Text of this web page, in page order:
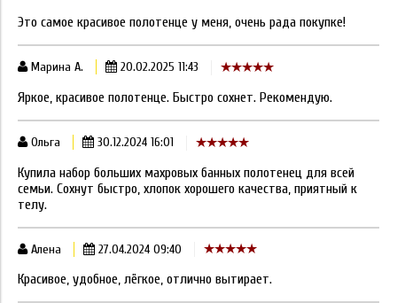
Это самое красивое полотенце у меня, очень рада покупке!
Марина А. 20.02.2025 11:43
Яркое, красивое полотенце. Быстро сохнет. Рекомендую.
Ольга 30.12.2024 16:01
Купила набор больших махровых банных полотенец для всей
семьи. Сохнут быстро, хлопок хорошего качества, приятный к
телу.
Алена 27.04.2024 09:40
Красивое, удобное, лёгкое, отлично вытирает.